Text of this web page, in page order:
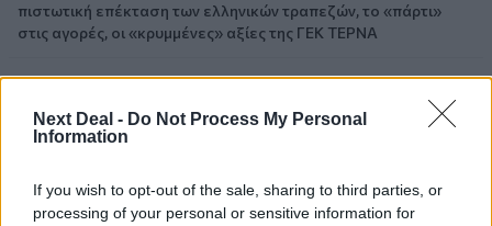
Next Deal - Do Not Process My Personal
Information
If you wish to opt-out of the sale, sharing to third parties, or
processing of your personal or sensitive information for
πιστωτική επέκταση των ελληνικών τραπεζών, το «πάρτι»
στις αγορές, οι «κρυμμένες» αξίες της ΓΕΚ ΤΕΡΝΑ
05.08.2026 - 08:37
ασφαλισμένους της από τις πυρκαγιές